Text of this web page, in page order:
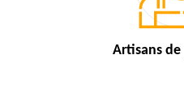
Artisans de